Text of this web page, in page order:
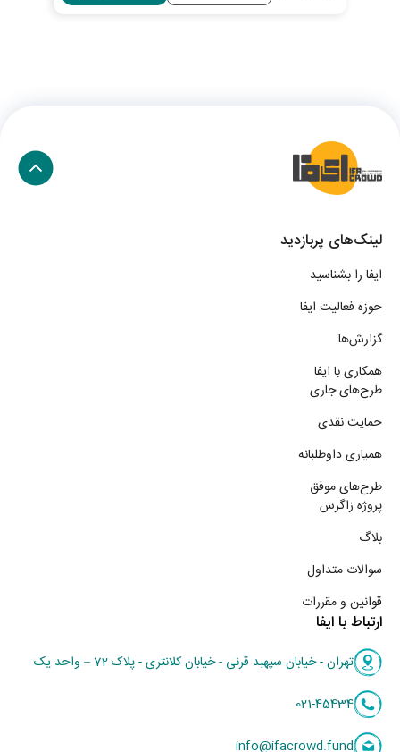
لینک‌های پربازدید
ایفا را بشناسید
حوزه فعالیت ایفا
گزارش‌ها
همکاری با ایفا
طرح‌های جاری
حمایت نقدی
همیاری داوطلبانه
طرح‌های موفق
پروژه زاگرس
بلاگ
سوالات متداول
قوانین و مقررات
ارتباط با ایفا
تهران - خیابان سپهبد قرنی - خیابان کلانتری - پلاک 72 – واحد یک
021-45434
info@ifacrowd.fund